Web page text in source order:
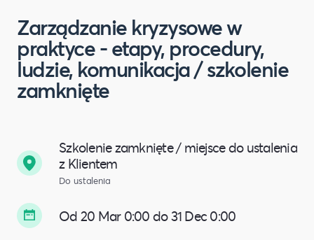
Zarządzanie kryzysowe w
praktyce - etapy, procedury,
ludzie, komunikacja / szkolenie
zamknięte
Szkolenie zamknięte / miejsce do ustalenia
z Klientem
Do ustalenia
Od 20 Mar 0:00 do 31 Dec 0:00